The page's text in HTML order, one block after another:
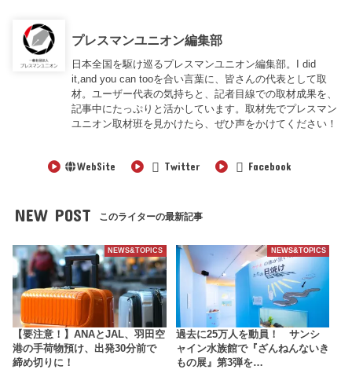
プレスマンユニオン編集部
日本全国を駆け巡るプレスマンユニオン編集部。I did
it,and you can tooを合い言葉に、皆さんの代表として取
材。ユーザー代表の気持ちと、記者目線での取材成果を、
記事中にたっぷりと活かしています。取材先でプレスマン
ユニオン取材班を見かけたら、ぜひ声をかけてください！
WebSite Twitter Facebook
NEW POST このライターの最新記事
NEWS&TOPICS
【要注意！】ANAとJAL、羽田空
港の手荷物預け、出発30分前で
締め切りに！
NEWS&TOPICS
過去に25万人を動員！ サンシ
ャイン水族館で『ざんねんないき
もの展』第3弾を…